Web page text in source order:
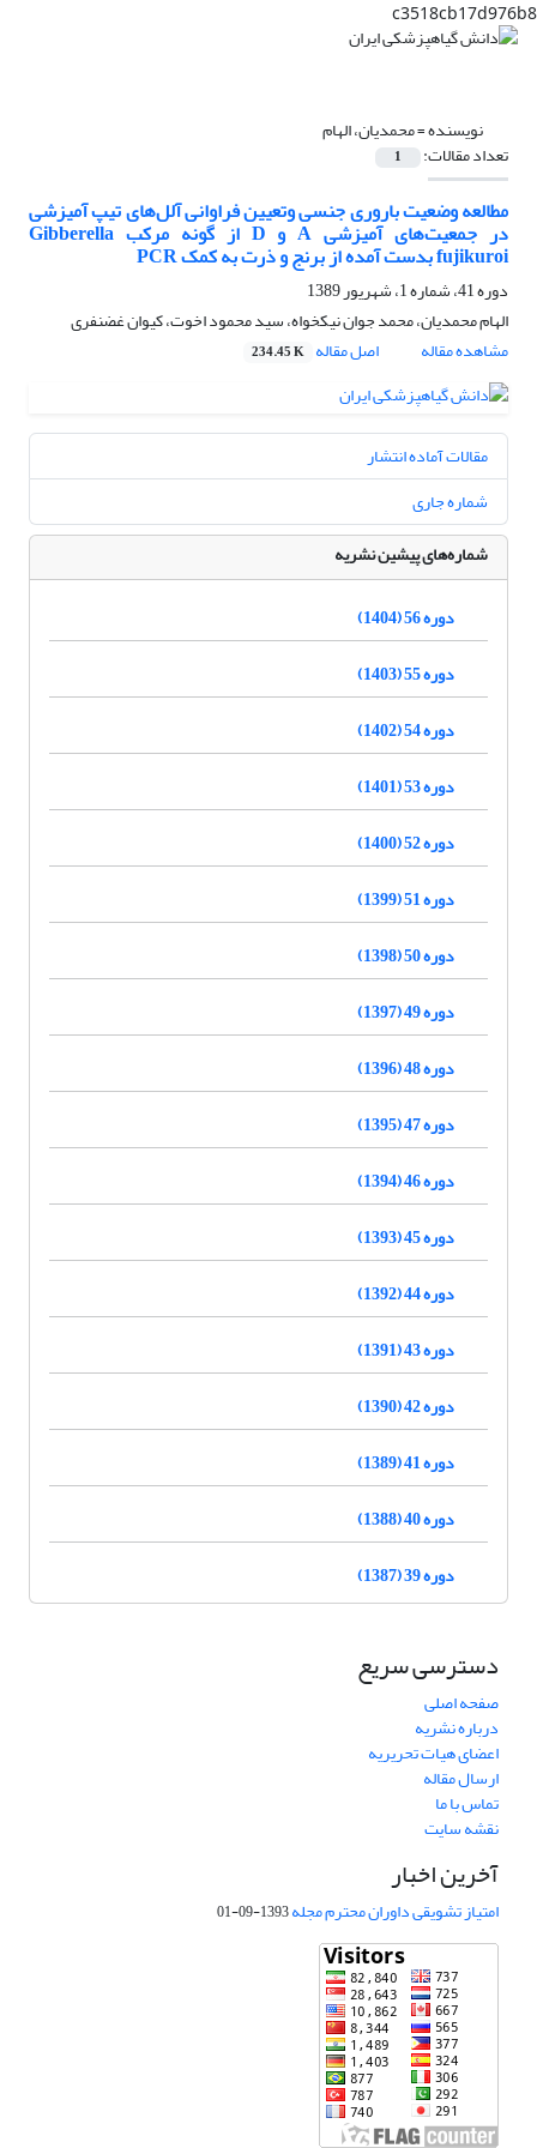
c3518cb17d976b8
نویسنده =محمدیان، الهام
تعداد مقالات: 1
مطالعه وضعیت باروری جنسی وتعیین فراوانی آلل‌های تیپ آمیزشی
در جمعیت‌های آمیزشی A و D از گونه مرکب Gibberella
fujikuroi بدست آمده از برنج و ذرت به کمک PCR
دوره 41، شماره 1، شهریور 1389
الهام محمدیان، محمد جوان نیکخواه، سید محمود اخوت، کیوان غضنفری
مشاهده مقاله
اصل مقاله 234.45 K
مقالات آماده انتشار
شماره جاری
شماره‌های پیشین نشریه
دوره 56 (1404)
دوره 55 (1403)
دوره 54 (1402)
دوره 53 (1401)
دوره 52 (1400)
دوره 51 (1399)
دوره 50 (1398)
دوره 49 (1397)
دوره 48 (1396)
دوره 47 (1395)
دوره 46 (1394)
دوره 45 (1393)
دوره 44 (1392)
دوره 43 (1391)
دوره 42 (1390)
دوره 41 (1389)
دوره 40 (1388)
دوره 39 (1387)
دسترسی سریع
صفحه اصلی
درباره نشریه
اعضای هیات تحریریه
ارسال مقاله
تماس با ما
نقشه سایت
آخرین اخبار
امتیاز تشویقی داوران محترم مجله1393-09-01